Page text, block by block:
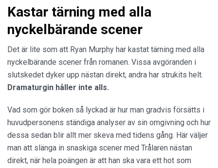
Kastar tärning med alla
nyckelbärande scener
Det är lite som att Ryan Murphy har kastat tärning med alla
nyckelbärande scener från romanen. Vissa avgöranden i
slutskedet dyker upp nästan direkt, andra har strukits helt.
Dramaturgin håller inte alls.
Vad som gör boken så lyckad är hur man gradvis försätts i
huvudpersonens ständiga analyser av sin omgivning och hur
dessa sedan blir allt mer skeva med tidens gång. Här väljer
man att slänga in snaskiga scener med Trålaren nästan
direkt, när hela poängen är att han ska vara ett hot som